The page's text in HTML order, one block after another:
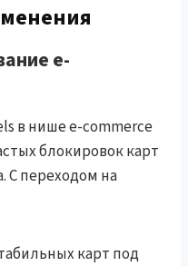
e-
в нише e-commerce
блокировок карт
С переходом на
карт под